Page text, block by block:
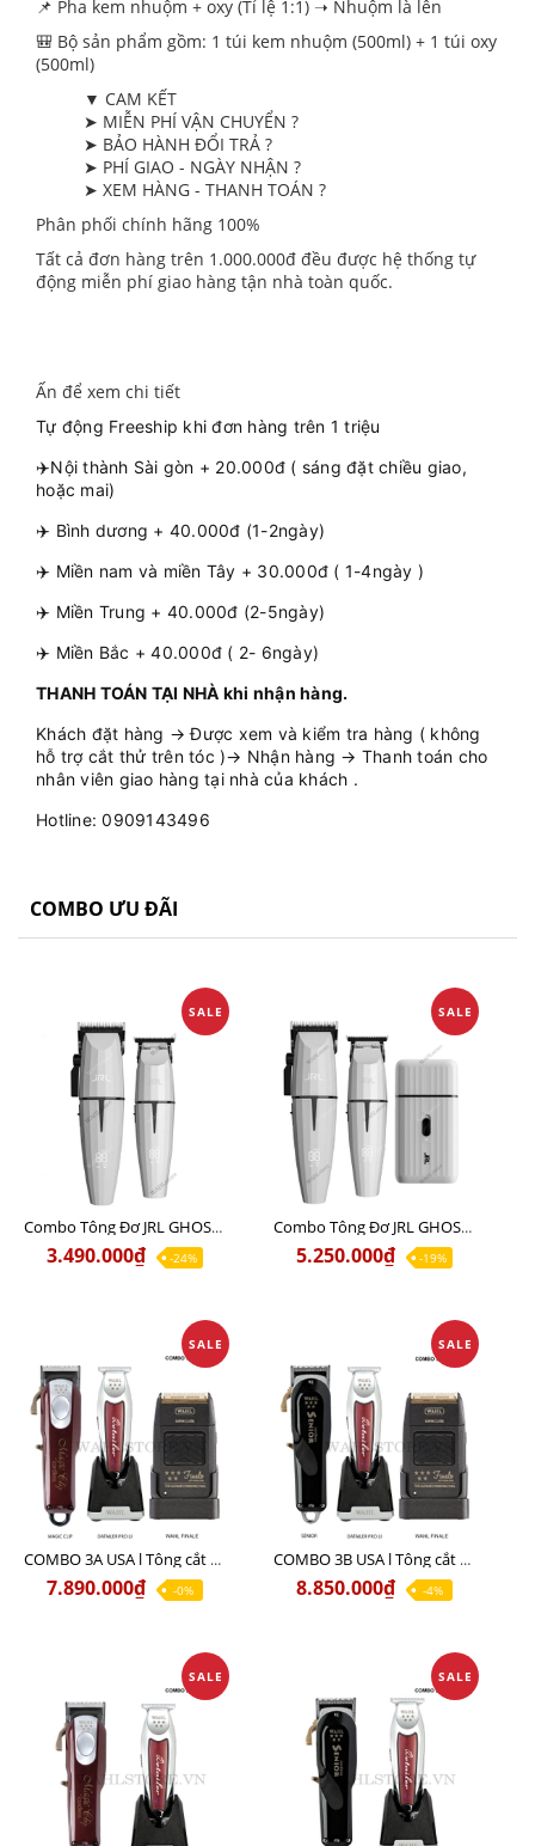
📌 Pha kem nhuộm + oxy (Tỉ lệ 1:1) ➝ Nhuộm là lên
🎒 Bộ sản phẩm gồm: 1 túi kem nhuộm (500ml) + 1 túi oxy
(500ml)
▼ CAM KẾT
➤ MIỄN PHÍ VẬN CHUYỂN ?
➤ BẢO HÀNH ĐỔI TRẢ ?
➤ PHÍ GIAO - NGÀY NHẬN ?
➤ XEM HÀNG - THANH TOÁN ?
Phân phối chính hãng 100%
Tất cả đơn hàng trên 1.000.000đ đều được hệ thống tự
động miễn phí giao hàng tận nhà toàn quốc.
Ấn để xem chi tiết
Tự động Freeship khi đơn hàng trên 1 triệu
✈️Nội thành Sài gòn + 20.000đ ( sáng đặt chiều giao,
hoặc mai)
✈️ Bình dương + 40.000đ (1-2ngày)
✈️ Miền nam và miền Tây + 30.000đ ( 1-4ngày )
✈️ Miền Trung + 40.000đ (2-5ngày)
✈️ Miền Bắc + 40.000đ ( 2- 6ngày)
THANH TOÁN TẠI NHÀ khi nhận hàng.
Khách đặt hàng → Được xem và kiểm tra hàng ( không
hỗ trợ cắt thử trên tóc )→ Nhận hàng → Thanh toán cho
nhân viên giao hàng tại nhà của khách .
Hotline: 0909143496
COMBO ƯU ĐÃI
SALE
Combo Tông Đơ JRL GHOST 1 Limited Edition Chính Hãng USA
3.490.000₫ -24%
SALE
Combo Tông Đơ JRL GHOST 2 Limited Edition Chính Hãng USA
5.250.000₫ -19%
SALE
COMBO 3A USA l Tông cắt MAGIC + Tông viền DETAILER PRO LI + Cạo khô FINALE
7.890.000₫ -0%
SALE
COMBO 3B USA l Tông cắt SENIOR + Tông viền DETAILER PRO LI + Cạo khô FINALE
8.850.000₫ -4%
SALE SALE